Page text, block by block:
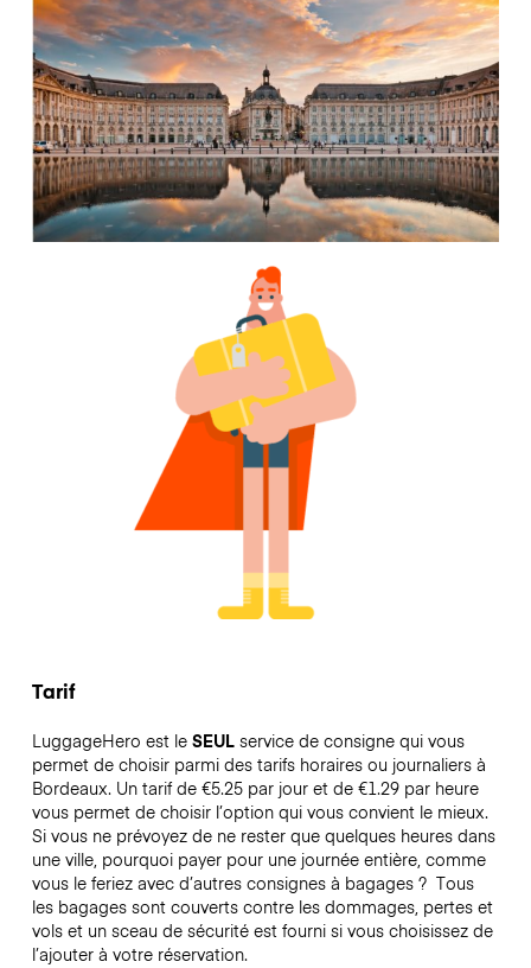
Tarif
LuggageHero est le SEULservice de consigne qui vous
permet de choisir parmi des tarifs horaires ou journaliers à
Bordeaux. Un tarif de €5.25 par jour et de €1.29 par heure
vous permet de choisir l’option qui vous convient le mieux.
Si vous ne prévoyez de ne rester que quelques heures dans
une ville, pourquoi payer pour une journée entière, comme
vous le feriez avec d’autres consignes à bagages ? Tous
les bagages sont couverts contre les dommages, pertes et
vols et un sceau de sécurité est fourni si vous choisissez de
l’ajouter à votre réservation.